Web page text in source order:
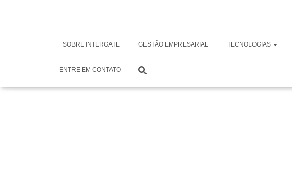
SOBRE INTERGATE GESTÃO EMPRESARIAL TECNOLOGIAS
ENTRE EM CONTATO
nuvens